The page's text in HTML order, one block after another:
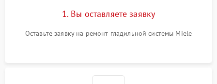
1. Вы оставляете заявку
Оставьте заявку на ремонт гладильной системы Miele